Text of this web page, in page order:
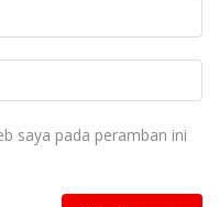
saya pada peramban ini